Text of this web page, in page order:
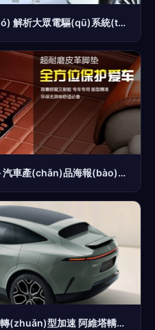
電氣驅(qū)動(dòng)中國(guó) 解析大眾電驅(qū)系統(tǒng)本土化量產(chǎn)的戰(zhàn)略意義
風(fēng)尚征途，駕馭新境 — 汽車產(chǎn)品海報(bào)展示之旅
長(zhǎng)安汽車戰(zhàn)略轉(zhuǎn)型加速 阿維塔轎跑新品即將亮相，年目標(biāo)鎖定10萬(wàn)輛